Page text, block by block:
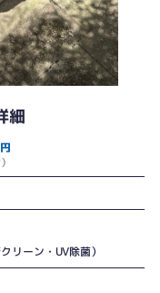
細
リーン・UV除菌）
機能で特別な工事が必要ない